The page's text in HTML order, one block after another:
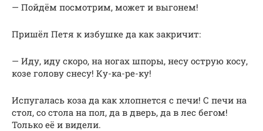
— Пойдём посмотрим, может и выгонем!
Пришёл Петя к избушке да как закричит:
— Иду, иду скоро, на ногах шпоры, несу острую косу,
козе голову снесу! Ку-ка-ре-ку!
Испугалась коза да как хлопнется с печи! С печи на
стол, со стола на пол, да в дверь, да в лес бегом!
Только её и видели.